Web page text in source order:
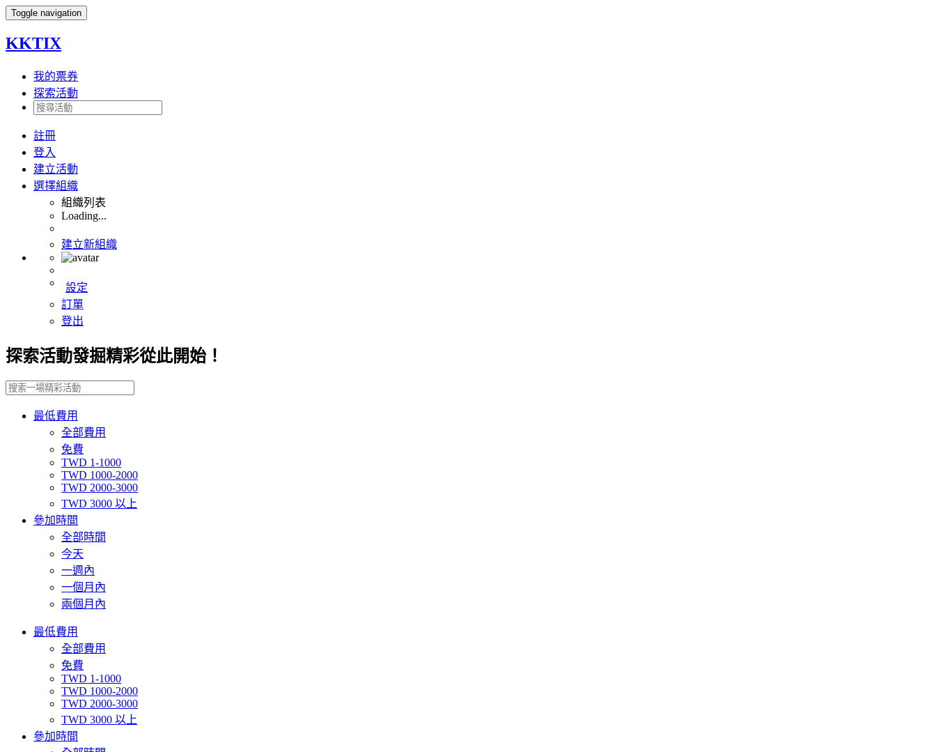
Toggle navigation
KKTIX
我的票券
探索活動
註冊
登入
建立活動
選擇組織
組織列表
Loading...
建立新組織
設定
訂單
登出
探索活動發掘精彩從此開始！
最低費用
全部費用
免費
TWD 1-1000
TWD 1000-2000
TWD 2000-3000
TWD 3000 以上
參加時間
全部時間
今天
一週內
一個月內
兩個月內
最低費用
全部費用
免費
TWD 1-1000
TWD 1000-2000
TWD 2000-3000
TWD 3000 以上
參加時間